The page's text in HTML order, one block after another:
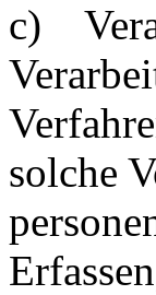
c)
solche